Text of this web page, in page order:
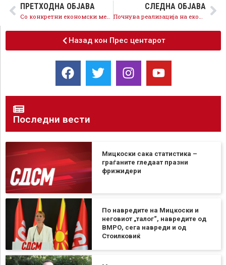
ПРЕТХОДНА ОБЈАВА СЛЕДНА ОБЈАВА
Назад кон Прес центарот
Последни вести
Мицкоски сака статистика –
граѓаните гледаат празни
фрижидери
По навредите на Мицкоски и
неговиот „талог“, навредите од
ВМРО, сега навреди и од
Стоилковиќ